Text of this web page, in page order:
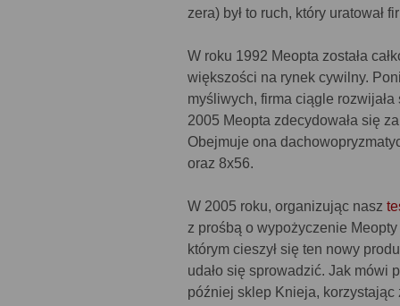
zera) był to ruch, który uratował
W roku 1992 Meopta została
większości na rynek cywilny.
myśliwych, firma ciągle
2005 Meopta zdecydowała się
Obejmuje ona
oraz 8x56.
W 2005 roku, organizując nasz
z prośbą o wypożyczenie
którym cieszył się ten nowy
udało się sprowadzić. Jak mówi
później sklep Knieja, korzystając